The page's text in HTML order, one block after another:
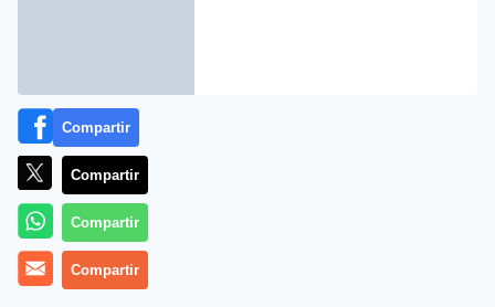
Compartir
Compartir
Compartir
Compartir